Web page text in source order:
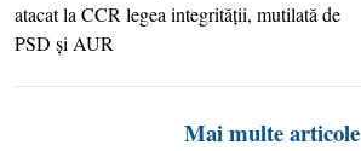
atacat la CCR legea integrităţii, mutilată de
PSD şi AUR
Mai multe articole